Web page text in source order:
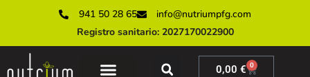
941 50 28 65
info@nutriumpfg.com
Registro sanitario: 2027170022900
0,00 € 0